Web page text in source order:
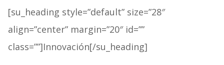
[su_heading style=”default” size=”28″
align=”center” margin=”20″ id=””
class=””]Innovación[/su_heading]